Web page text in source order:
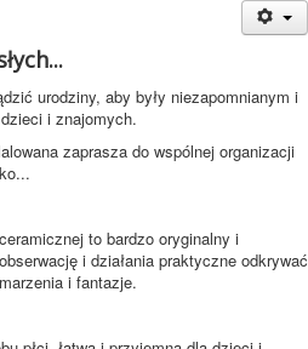
urodziny, aby były niezapomnianym i
i znajomych.
zaprasza do wspólnej organizacji
to bardzo oryginalny i
i działania praktyczne odkrywać
i fantazje.